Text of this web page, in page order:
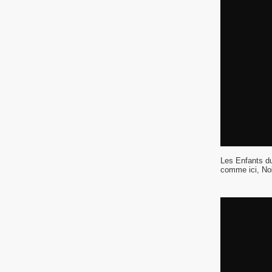
Les Enfants
comme ici,